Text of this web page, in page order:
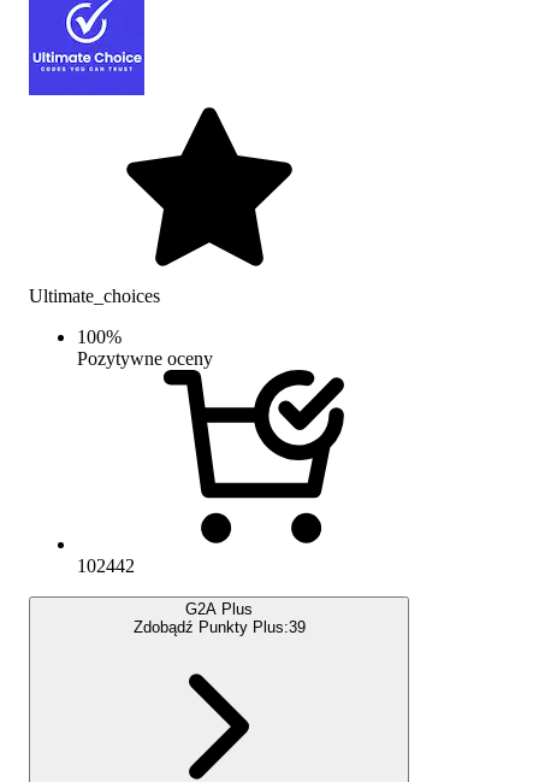
Ultimate_choices
100%
Pozytywne oceny
102442
G2A Plus
Zdobądź Punkty Plus:39